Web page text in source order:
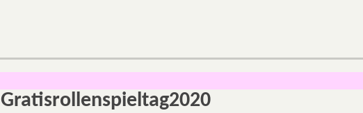
Gratisrollenspieltag2020